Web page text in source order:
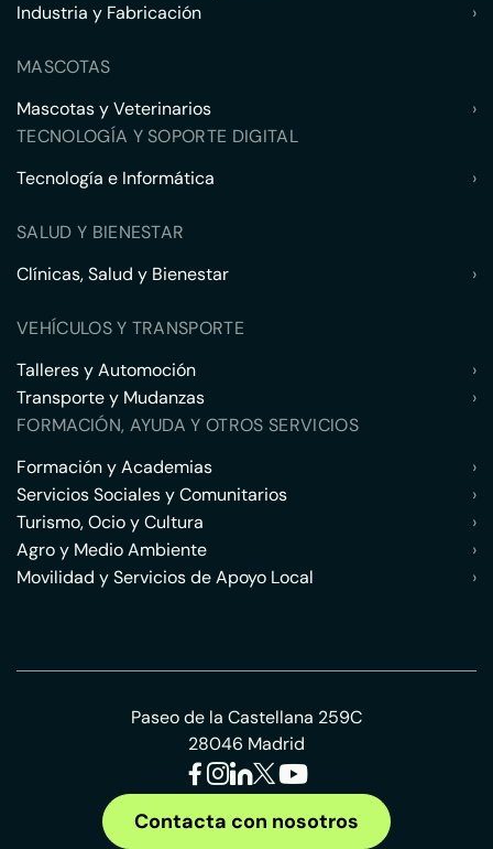
Industria y Fabricación
›
MASCOTAS
Mascotas y Veterinarios
›
TECNOLOGÍA Y SOPORTE DIGITAL
Tecnología e Informática
›
SALUD Y BIENESTAR
Clínicas, Salud y Bienestar
›
VEHÍCULOS Y TRANSPORTE
Talleres y Automoción
›
Transporte y Mudanzas
›
FORMACIÓN, AYUDA Y OTROS SERVICIOS
Formación y Academias
›
Servicios Sociales y Comunitarios
›
Turismo, Ocio y Cultura
›
Agro y Medio Ambiente
›
Movilidad y Servicios de Apoyo Local
›
Paseo de la Castellana 259C
28046 Madrid
Contacta con nosotros